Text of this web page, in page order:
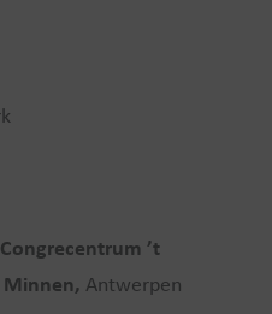
’t
Minnen, Antwerpen